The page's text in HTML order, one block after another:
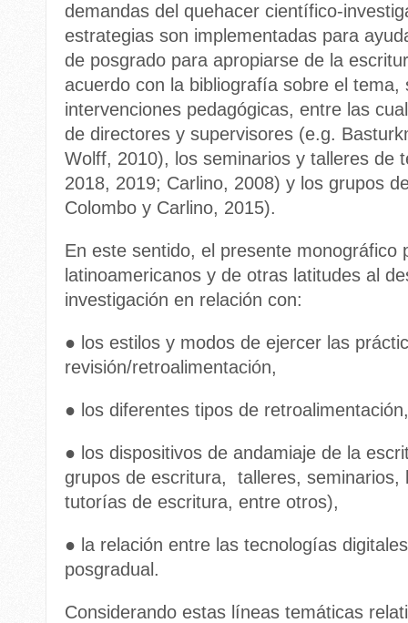
demandas del quehacer científico-
estrategias son implementadas para
de posgrado para apropiarse de la
acuerdo con la bibliografía sobre el
intervenciones pedagógicas, entre las
de directores y supervisores (e.g.
Wolff, 2010), los seminarios y talleres de
2018, 2019; Carlino, 2008) y los grupos
Colombo y Carlino, 2015).
En este sentido, el presente monográfico
latinoamericanos y de otras latitudes al
investigación en relación con:
● los estilos y modos de ejercer las
revisión/retroalimentación,
● los diferentes tipos de retroalimentación,
● los dispositivos de andamiaje de la
grupos de escritura, talleres, seminarios,
tutorías de escritura, entre otros),
● la relación entre las tecnologías
posgradual.
Considerando estas líneas temáticas